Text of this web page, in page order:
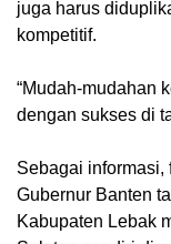
juga harus
kompetitif.
“Mudah-mudahan
dengan sukses di
Sebagai
Gubernur Banten
Kabupaten Lebak